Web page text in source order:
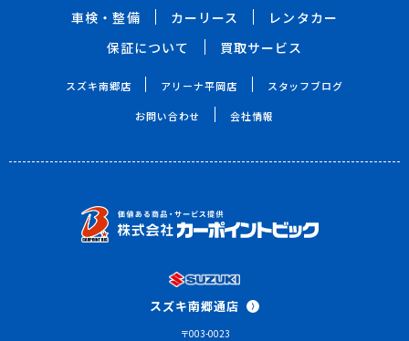
車検・整備
カーリース
レンタカー
保証について
買取サービス
スズキ南郷店 アリーナ平岡店 スタッフブログ
お問い合わせ 会社情報
スズキ南郷通店
〒003-0023